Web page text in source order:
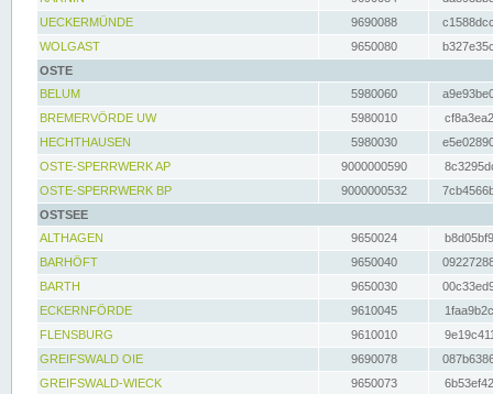
UECKERMÜNDE
9690088
WOLGAST
9650080
OSTE
BELUM
5980060
BREMERVÖRDE UW
5980010
HECHTHAUSEN
5980030
OSTE-SPERRWERK AP
9000000590
OSTE-SPERRWERK BP
9000000532
OSTSEE
ALTHAGEN
9650024
BARHÖFT
9650040
BARTH
9650030
ECKERNFÖRDE
9610045
FLENSBURG
9610010
GREIFSWALD OIE
9690078
GREIFSWALD-WIECK
9650073